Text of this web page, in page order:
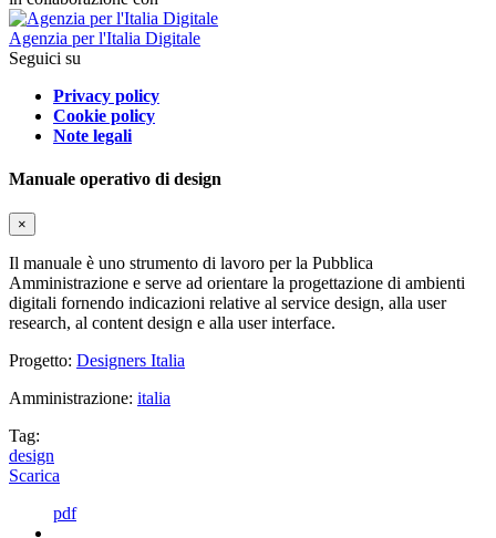
Agenzia per l'Italia Digitale
Seguici su
Privacy policy
Cookie policy
Note legali
Manuale operativo di design
×
Il manuale è uno strumento di lavoro per la Pubblica
Amministrazione e serve ad orientare la progettazione di ambienti
digitali fornendo indicazioni relative al service design, alla user
research, al content design e alla user interface.
Progetto: Designers Italia
Amministrazione: italia
Tag:
design
Scarica
pdf